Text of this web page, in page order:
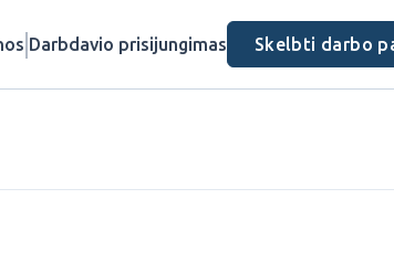
Darbdavio prisijungimas Skelbti darbo